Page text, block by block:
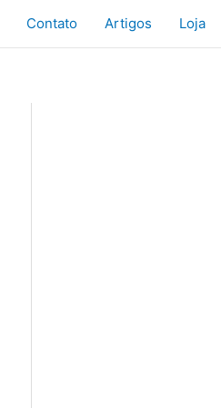
Contato Artigos Loja